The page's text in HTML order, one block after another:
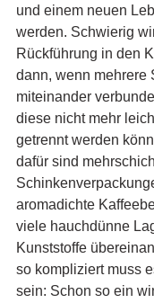
und einem neuen
werden. Schwierig
Rückführung in den
dann, wenn mehrere
miteinander
diese nicht mehr
getrennt werden
dafür sind
aromadichte
viele hauchdünne
Kunststoffe
so kompliziert muss
sein: Schon so ein